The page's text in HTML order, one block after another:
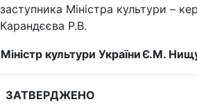
заступника Міністра культури –
Карандєєва Р.В.
Міністр культури УкраїниЄ.М.
ЗАТВЕРДЖЕНО